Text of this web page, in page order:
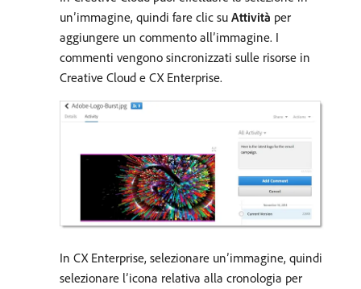
un’immagine, quindi fare clic su Attività per
aggiungere un commento all’immagine. I
commenti vengono sincronizzati sulle risorse in
Creative Cloud e CX Enterprise.
In CX Enterprise, selezionare un’immagine, quindi
selezionare l’icona relativa alla cronologia per